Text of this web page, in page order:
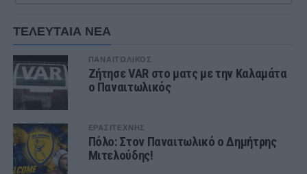
ΤΕΛΕΥΤΑΙΑ ΝΕΑ
ΠΑΝΑΙΤΩΛΙΚΟΣ
Ζήτησε VAR στο ματς με την Καλαμάτα
ο Παναιτωλικός
ΕΡΑΣΙΤΕΧΝΗΣ
Πόλο: Στον Παναιτωλικό ο Δημήτρης
Μιτελούδης!